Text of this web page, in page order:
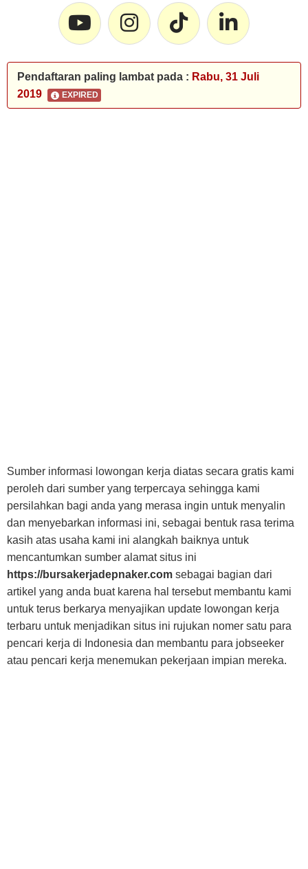
Pendaftaran paling lambat pada : Rabu, 31 Juli
2019
EXPIRED
Sumber informasi lowongan kerja diatas secara gratis kami
peroleh dari sumber yang terpercaya sehingga kami
persilahkan bagi anda yang merasa ingin untuk menyalin
dan menyebarkan informasi ini, sebagai bentuk rasa terima
kasih atas usaha kami ini alangkah baiknya untuk
mencantumkan sumber alamat situs ini
https://bursakerjadepnaker.com sebagai bagian dari
artikel yang anda buat karena hal tersebut membantu kami
untuk terus berkarya menyajikan update lowongan kerja
terbaru untuk menjadikan situs ini rujukan nomer satu para
pencari kerja di Indonesia dan membantu para jobseeker
atau pencari kerja menemukan pekerjaan impian mereka.